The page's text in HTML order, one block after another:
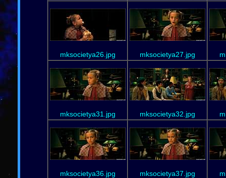
mksocietya26.jpg mksocietya27.jpg
mksocietya31.jpg mksocietya32.jpg
mksocietya36.jpg mksocietya37.jpg